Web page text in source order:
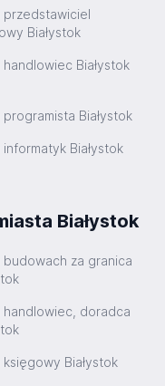
przedstawiciel
Białystok
handlowiec Białystok
programista Białystok
informatyk Białystok
Białystok
budowach za granica
handlowiec, doradca
księgowy Białystok